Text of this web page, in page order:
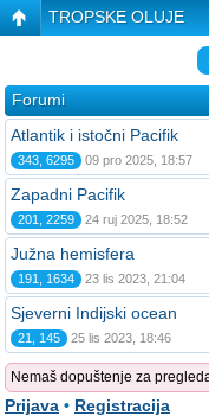
TROPSKE OLUJE
Forumi
Atlantik i istočni Pacifik
343, 6295 09 pro 2025, 18:57
Zapadni Pacifik
201, 2259 24 ruj 2025, 18:52
Južna hemisfera
191, 1634 23 lis 2023, 21:04
Sjeverni Indijski ocean
21, 145 25 lis 2023, 18:46
Nemaš dopuštenje za
Prijava • Registracija